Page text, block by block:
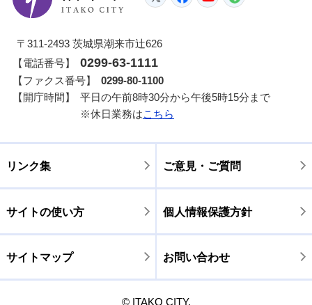
〒311-2493 茨城県潮来市辻626
【電話番号】
0299-63-1111
【ファクス番号】
0299-80-1100
【開庁時間】
平日の午前8時30分から午後5時15分まで
※休日業務はこちら
リンク集 ご意見・ご質問
サイトの使い方 個人情報保護方針
サイトマップ お問い合わせ
© ITAKO CITY.